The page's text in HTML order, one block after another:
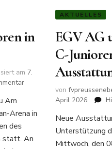
in
am 7.
zu
Pokalfinale
Senioren
Am
Arena in
des
statt. An
AKTUELLES
EGV AG
C-
von
April 2026
Neue
Unterstützung
Mittwoch, den